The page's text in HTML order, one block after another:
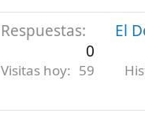
Respuestas
0
Visitas hoy 59
El